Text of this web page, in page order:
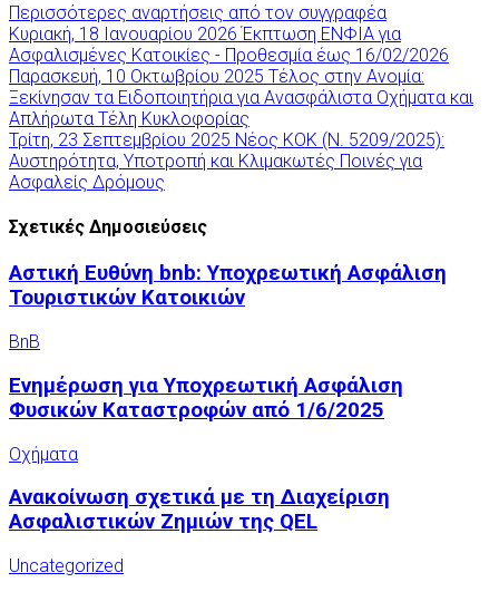
Περισσότερες αναρτήσεις από τον συγγραφέα
Κυριακή, 18 Ιανουαρίου 2026 Έκπτωση ΕΝΦΙΑ για
Ασφαλισμένες Κατοικίες - Προθεσμία έως 16/02/2026
Παρασκευή, 10 Οκτωβρίου 2025 Τέλος στην Ανομία:
Ξεκίνησαν τα Ειδοποιητήρια για Ανασφάλιστα Οχήματα και
Απλήρωτα Τέλη Κυκλοφορίας
Τρίτη, 23 Σεπτεμβρίου 2025 Νέος ΚΟΚ (Ν. 5209/2025):
Αυστηρότητα, Υποτροπή και Κλιμακωτές Ποινές για
Ασφαλείς Δρόμους
Σχετικές Δημοσιεύσεις
Αστική Ευθύνη bnb: Υποχρεωτική Ασφάλιση
Τουριστικών Κατοικιών
BnB
Ενημέρωση για Υποχρεωτική Ασφάλιση
Φυσικών Καταστροφών από 1/6/2025
Οχήματα
Ανακοίνωση σχετικά με τη Διαχείριση
Ασφαλιστικών Ζημιών της QEL
Uncategorized